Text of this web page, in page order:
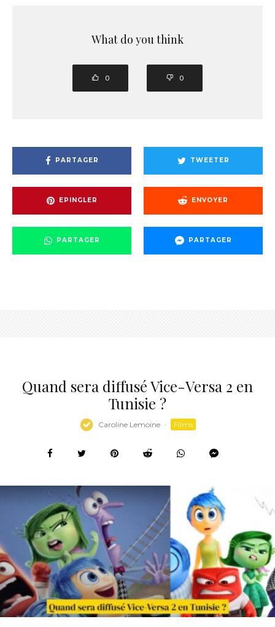
What do you think
0 0
PARTAGER TWEETER
EPINGLER ENVOYER
PARTAGER PARTAGER
Quand sera diffusé Vice-Versa 2 en
Tunisie ?
Caroline Lemoine · Films